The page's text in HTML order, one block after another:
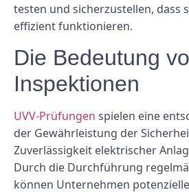
testen und sicherzustellen, dass
effizient funktionieren.
Die Bedeutung
Inspektionen
UVV-Prüfungen spielen eine
der Gewährleistung der
Zuverlässigkeit elektrischer
Durch die Durchführung
können Unternehmen